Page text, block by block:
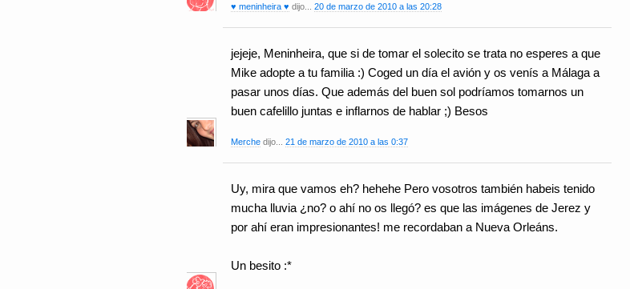
♥ meninheira ♥ dijo... 20 de marzo de 2010 a las 20:28
jejeje, Meninheira, que si de tomar el solecito se trata no esperes a que
Mike adopte a tu familia :) Coged un día el avión y os venís a Málaga a
pasar unos días. Que además del buen sol podríamos tomarnos un
buen cafelillo juntas e inflarnos de hablar ;) Besos
Merche dijo... 21 de marzo de 2010 a las 0:37
Uy, mira que vamos eh? hehehe Pero vosotros también habeis tenido
mucha lluvia ¿no? o ahí no os llegó? es que las imágenes de Jerez y
por ahí eran impresionantes! me recordaban a Nueva Orleáns.
Un besito :*